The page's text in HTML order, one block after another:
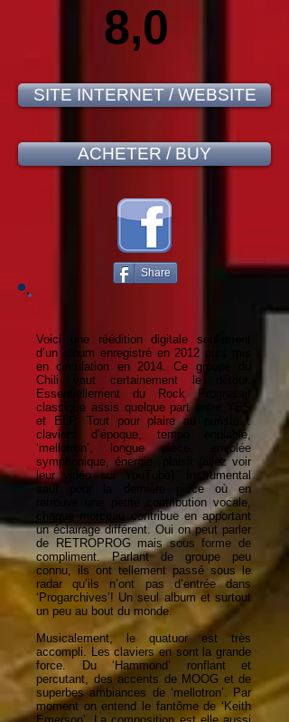
8,0
SITE INTERNET / WEBSITE
ACHETER / BUY
Share
Voici une réédition digitale seulement
d’un album enregistré en 2012 puis mis
en circulation en 2014. Ce groupe du
Chili vaut certainement le détour.
Essentiellement du Rock Progressif
classique assis quelque part entre YES
et ELP. Tout pour plaire au puriste :
claviers d’époque, tempo endiablé,
‘mellotron’, longue pièce, envolée
symphonique, énergie, plaisir (allez voir
leur vidéo sur YouTube). Instrumental
sauf pour la dernière pièce où en
retrouve une petite contribution vocale,
chaque morceau contribue en apportant
un éclairage différent. Oui on peut parler
de RETROPROG mais sous forme de
compliment. Parlant de groupe peu
connu, ils ont tellement passé sous le
radar qu’ils n’ont pas d’entrée dans
‘Progarchives’! Un seul album et surtout
un peu au bout du monde.
Musicalement, le quatuor est très
accompli. Les claviers en sont la grande
force. Du ‘Hammond’ ronflant et
percutant, des accents de MOOG et de
superbes ambiances de ‘mellotron’. Par
moment on entend le fantôme de ‘Keith